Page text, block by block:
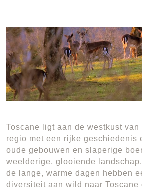
Toscane ligt aan de westkust
regio met een rijke geschiedenis
oude gebouwen en slaperige
weelderige, glooiende
de lange, warme dagen hebben
diversiteit aan wild naar Toscane